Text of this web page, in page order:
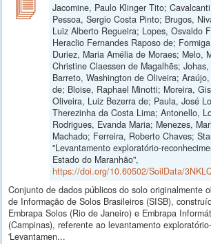
Jacomine, Paulo Klinger Tito;
Pessoa, Sergio Costa Pinto; Brugos,
Luiz Alberto Regueira; Lopes, Osvaldo
Heraclio Fernandes Raposo de;
Duriez, Maria Amélia de Moraes; Melo,
Christine Claessen de Magalhẽs;
Barreto, Washington de Oliveira;
de; Bloise, Raphael Minotti; Moreira,
Oliveira, Luiz Bezerra de; Paula, José
Therezinha da Costa Lima; Antonello,
Rodrigues, Evanda Maria; Menezes,
Machado; Ferreira, Roberto Chaves;
"Levantamento exploratório-
Estado do Maranhão",
https://doi.org/10.60502/SoilData/
Conjunto de dados públicos do solo originalmente
de Informação de Solos Brasileiros (SISB),
Embrapa Solos (Rio de Janeiro) e Embrapa
(Campinas), referente ao levantamento
'Levantamen...